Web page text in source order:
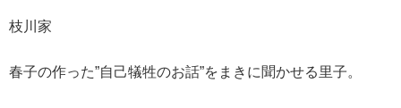
枝川家
春子の作った”自己犠牲のお話”をまきに聞かせる里子。